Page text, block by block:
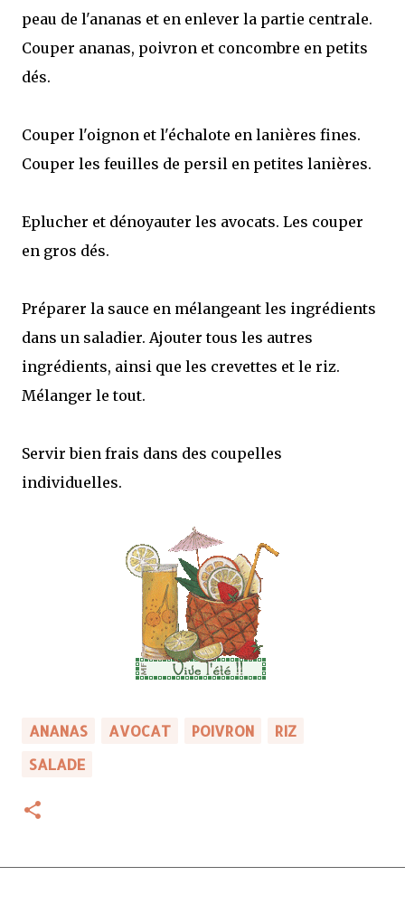
peau de l'ananas et en enlever la partie centrale.
Couper ananas, poivron et concombre en petits
dés.
Couper l'oignon et l'échalote en lanières fines.
Couper les feuilles de persil en petites lanières.
Eplucher et dénoyauter les avocats. Les couper
en gros dés.
Préparer la sauce en mélangeant les ingrédients
dans un saladier. Ajouter tous les autres
ingrédients, ainsi que les crevettes et le riz.
Mélanger le tout.
Servir bien frais dans des coupelles
individuelles.
ANANAS AVOCAT POIVRON
RIZ
SALADE